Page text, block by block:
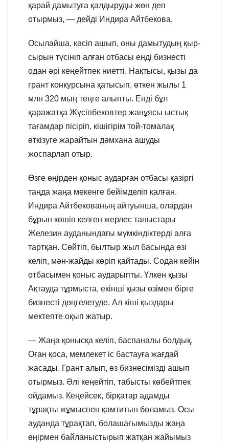
қарай дамытуға қалдыруды жөн деп
отырмыз, — дейді Индира Айтбекова.
Осылайша, кәсіп ашып, оны дамытудың қыр-
сырын түсініп алған отбасы енді бизнесті
одан әрі кеңейтпек ниетті. Нақтысы, қызы да
грант конкурсына қатысып, өткен жылы 1
млн 320 мың теңге алыпты. Енді бұл
қаражатқа Жүсіпбековтер жанұясы ыстық
тағамдар пісіріп, кішігірім той-томалақ
өткізуге жарайтын дәмхана ашуды
жоспарлап отыр.
Өзге өңірден қоныс аударған отбасы қазіргі
таңда жаңа мекенге бейімделіп қалған.
Индира Айтбекованың айтуынша, олардан
бұрын көшіп келген жерлес таныстары
Железин ауданындағы мүмкіндіктерді алға
тартқан. Сөйтіп, былтыр жыл басында өзі
келіп, мән-жайды көріп қайтады. Содан кейін
отбасымен қоныс аударыпты. Үлкен қызы
Ақтауда тұрмыста, екінші қызы өзімен бірге
бизнесті дөңгелетуде. Ал кіші қыздары
мектепте оқып жатыр.
— Жаңа қонысқа келіп, баспаналы болдық.
Оған қоса, мемлекет іс бастауға жағдай
жасады. Грант алып, өз бизнесімізді ашып
отырмыз. Әлі кеңейтіп, табысты көбейтпек
ойдамыз. Кеңейсек, бірқатар адамды
тұрақты жұмыспен қамтитын боламыз. Осы
ауданда тұрақтап, болашағымызды жаңа
өңірмен байланыстырып жатқан жайымыз